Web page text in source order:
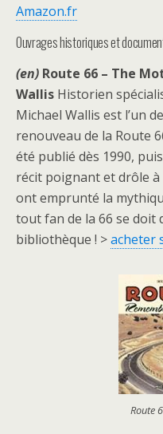
Amazon.fr
Ouvrages historiques et
(en) Route 66 – The
Wallis Historien
Michael Wallis est l’un
renouveau de la Route
été publié dès 1990,
récit poignant et drôle à
ont emprunté la
tout fan de la 66 se doit
bibliothèque ! >acheter
Route